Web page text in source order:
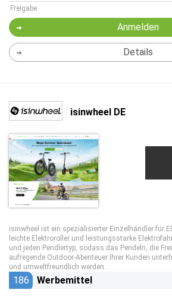
Freigabe
Anmelden
Details
isinwheel DE
isinwheel ist ein spezialisierter Einzelhändler für
leichte Elektroroller und leistungsstarke
und jeden Pendlertyp, sodass das Pendeln, die
aufregende Outdoor-Abenteuer Ihrer Kunden
und umweltfreundlich werden.
186 Werbemittel